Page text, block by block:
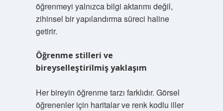
öğrenmeyi yalnızca bilgi aktarımı değil,
zihinsel bir yapılandırma süreci haline
getirir.
Öğrenme stilleri ve
bireyselleştirilmiş yaklaşım
Her bireyin öğrenme tarzı farklıdır. Görsel
öğrenenler için haritalar ve renk kodlu iller